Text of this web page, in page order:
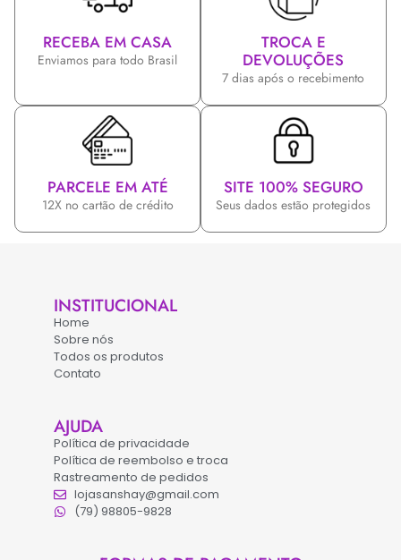
RECEBA EM CASA
Enviamos para todo Brasil
TROCA E
DEVOLUÇÕES
7 dias após o recebimento
PARCELE EM ATÉ
12X no cartão de crédito
SITE 100% SEGURO
Seus dados estão protegidos
INSTITUCIONAL
Home
Sobre nós
Todos os produtos
Contato
AJUDA
Política de privacidade
Política de reembolso e troca
Rastreamento de pedidos
lojasanshay@gmail.com
(79) 98805-9828